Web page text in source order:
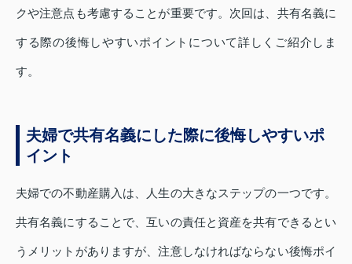
クや注意点も考慮することが重要です。次回は、共有名義に
する際の後悔しやすいポイントについて詳しくご紹介しま
す。
夫婦で共有名義にした際に後悔しやすいポ
イント
夫婦での不動産購入は、人生の大きなステップの一つです。
共有名義にすることで、互いの責任と資産を共有できるとい
うメリットがありますが、注意しなければならない後悔ポイ